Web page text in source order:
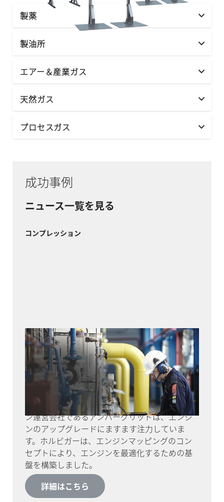
製薬
製油所
エアー＆産業ガス
天然ガス
プロセスガス
成功事例
ニュース一覧を見る
コンプレッション
アンバー・グリッド
リトアニアでは、新しい液化天然ガス（LNG）
ターミナルの建設や隣国のネットワークへの接
続に伴い、天然ガスネットワークが変革期を迎
えています。コンプレッサープラントが、環境性
能を最先端のレベルに保つために、パイプライ
ン運営会社であるアンバーグリッドは、エンジ
ンのアップグレードにますます注力していま
す。ホルビガーは、エンジンマッピングのコン
セプトにより、エンジンを最適化するための基
盤を構築しました。
詳細はこちら